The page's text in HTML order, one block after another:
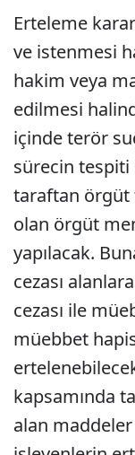
Erteleme
ve istenmesi
hakim veya
edilmesi
içinde terör
sürecin tespiti
taraftan örgüt
olan örgüt
yapılacak.
cezası
cezası ile
müebbet hapis
kapsamında
alan